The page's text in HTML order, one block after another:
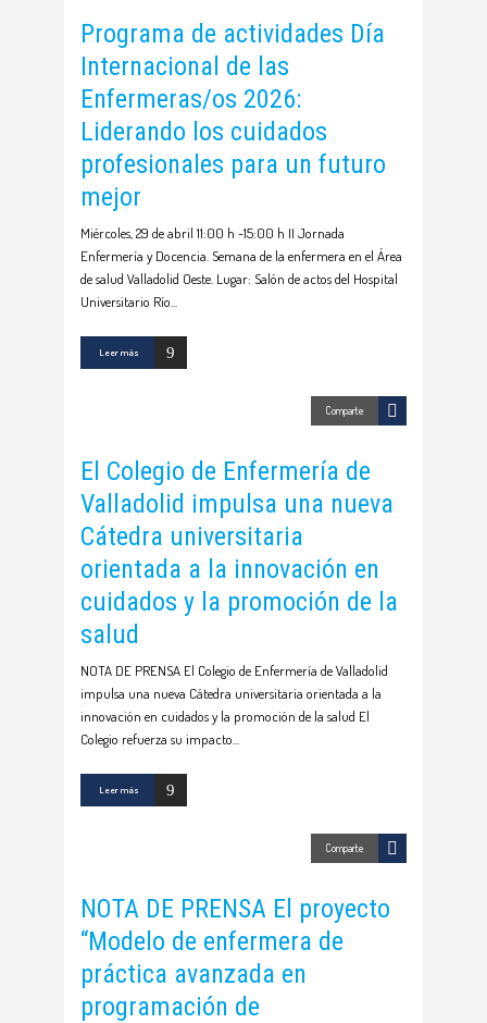
Programa de actividades Día
Internacional de las
Enfermeras/os 2026:
Liderando los cuidados
profesionales para un futuro
mejor
Miércoles, 29 de abril 11:00 h -15:00 h II Jornada
Enfermería y Docencia. Semana de la enfermera en el Área
de salud Valladolid Oeste. Lugar: Salón de actos del Hospital
Universitario Río
Leer más
Comparte
El Colegio de Enfermería de
Valladolid impulsa una nueva
Cátedra universitaria
orientada a la innovación en
cuidados y la promoción de la
salud
NOTA DE PRENSA El Colegio de Enfermería de Valladolid
impulsa una nueva Cátedra universitaria orientada a la
innovación en cuidados y la promoción de la salud El
Colegio refuerza su impacto
Leer más
Comparte
NOTA DE PRENSA El proyecto
“Modelo de enfermera de
práctica avanzada en
programación de